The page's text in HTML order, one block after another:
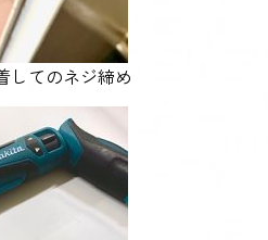
してのネジ締め